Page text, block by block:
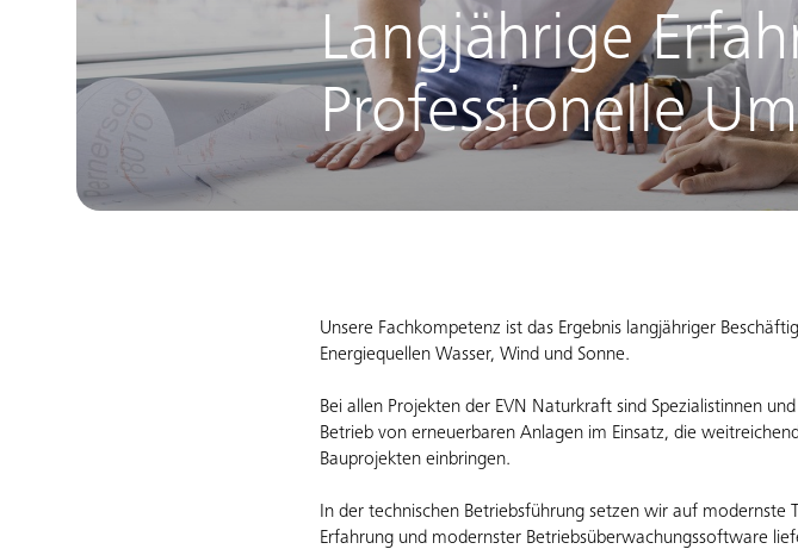
Langjährige
Professionelle
Unsere Fachkompetenz ist das Ergebnis langjähriger
Energiequellen Wasser, Wind und Sonne.
Bei allen Projekten der EVN Naturkraft sind Spezialistinnen
Betrieb von erneuerbaren Anlagen im Einsatz, die
Bauprojekten einbringen.
In der technischen Betriebsführung setzen wir auf modernste
Erfahrung und modernster Betriebsüberwachungssoftware